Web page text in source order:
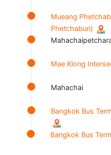
Mueang
Phetchaburi)
Mae Klong
Mahachai
Bangkok Bus
Bangkok Bus